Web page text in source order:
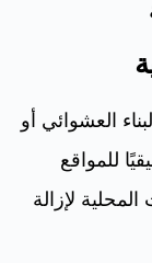
العشوائي أو
للمواقع
لإزالة